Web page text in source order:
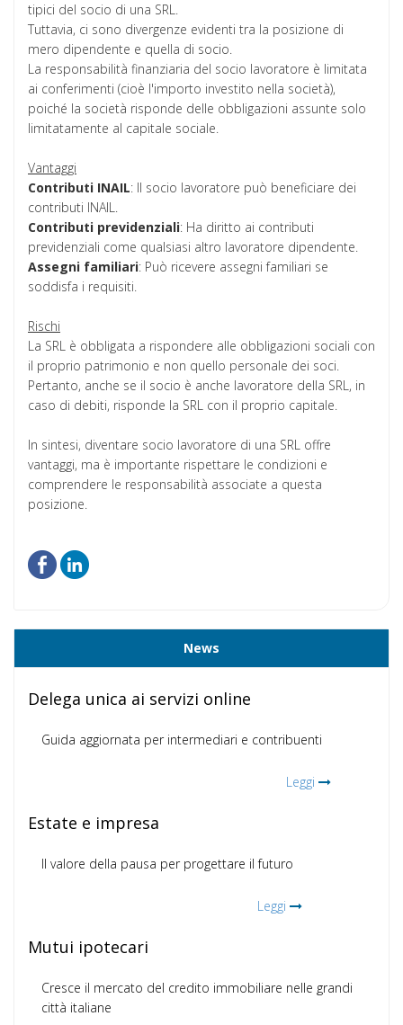
tipici del socio di una SRL.
Tuttavia, ci sono divergenze evidenti tra la posizione di
mero dipendente e quella di socio.
La responsabilità finanziaria del socio lavoratore è limitata
ai conferimenti (cioè l'importo investito nella società),
poiché la società risponde delle obbligazioni assunte solo
limitatamente al capitale sociale.
Vantaggi
Contributi INAIL: Il socio lavoratore può beneficiare dei
contributi INAIL.
Contributi previdenziali: Ha diritto ai contributi
previdenziali come qualsiasi altro lavoratore dipendente.
Assegni familiari: Può ricevere assegni familiari se
soddisfa i requisiti.
Rischi
La SRL è obbligata a rispondere alle obbligazioni sociali con
il proprio patrimonio e non quello personale dei soci.
Pertanto, anche se il socio è anche lavoratore della SRL, in
caso di debiti, risponde la SRL con il proprio capitale.
In sintesi, diventare socio lavoratore di una SRL offre
vantaggi, ma è importante rispettare le condizioni e
comprendere le responsabilità associate a questa
posizione.
News
Delega unica ai servizi online
Guida aggiornata per intermediari e contribuenti
Leggi
Estate e impresa
Il valore della pausa per progettare il futuro
Leggi
Mutui ipotecari
Cresce il mercato del credito immobiliare nelle grandi
città italiane